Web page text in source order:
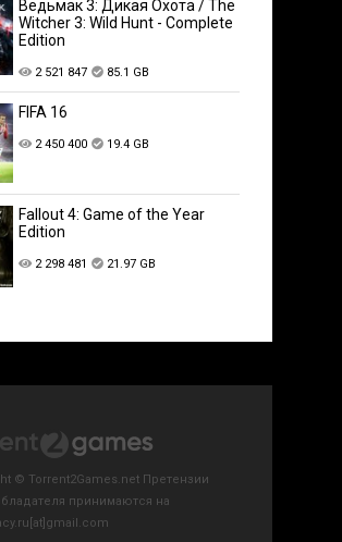
Ведьмак 3: Дикая Охота / The
Witcher 3: Wild Hunt - Complete
Edition
2 521 847 85.1 GB
FIFA 16
2 450 400 19.4 GB
Fallout 4: Game of the Year
Edition
2 298 481 21.97 GB
© Torrent2Games.net Претензии
принимаются на